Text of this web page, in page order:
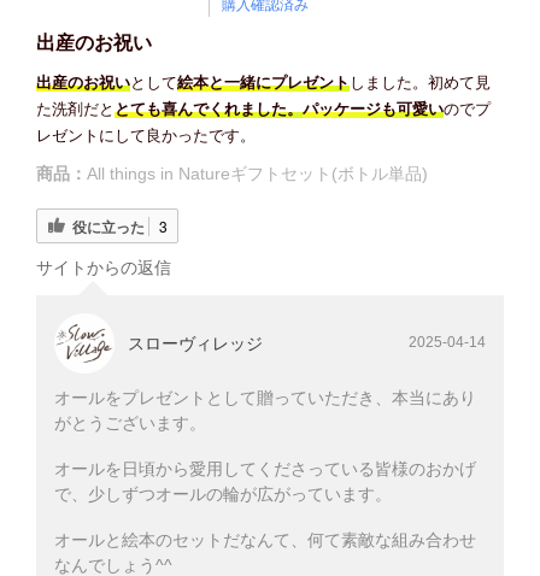
購入確認済み
出産のお祝い
出産のお祝いとして絵本と一緒にプレゼントしました。初めて見
た洗剤だと とても喜んでくれました。パッケージも可愛いのでプ
レゼントにして良かったです。
商品： All things in Natureギフトセット(ボトル単品)
役に立った 3
サイトからの返信
スローヴィレッジ 2025-04-14
オールをプレゼントとして贈っていただき、本当にあり
がとうございます。
オールを日頃から愛用してくださっている皆様のおかげ
で、少しずつオールの輪が広がっています。
オールと絵本のセットだなんて、何て素敵な組み合わせ
なんでしょう^^